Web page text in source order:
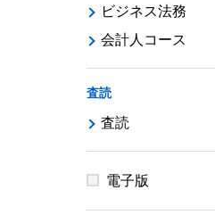
ビジネス法務
会計人コース
査読
査読
電子版